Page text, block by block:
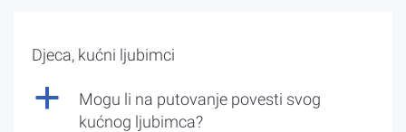
Djeca, kućni ljubimci
a
Mogu li na putovanje povesti svog
kućnog ljubimca?